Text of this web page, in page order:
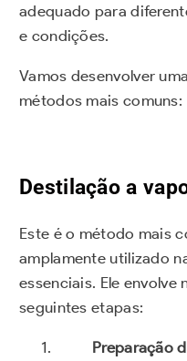
adequado para
e condições.
Vamos desenvolver
métodos mais comuns:
Destilação a
Este é o método mais
amplamente utilizado
essenciais. Ele envolve
seguintes etapas:
Preparação